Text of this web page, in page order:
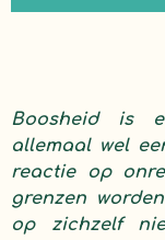
Boosheid is
allemaal wel
reactie op
grenzen
op zichzelf